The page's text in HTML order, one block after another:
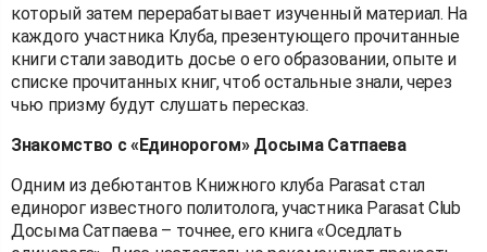
который затем перерабатывает изученный материал. На
каждого участника Клуба, презентующего прочитанные
книги стали заводить досье о его образовании, опыте и
списке прочитанных книг, чтоб остальные знали, через
чью призму будут слушать пересказ.
Знакомство с «Единорогом» Досыма Сатпаева
Одним из дебютантов Книжного клуба Parasat стал
единорог известного политолога, участника Parasat Club
Досыма Сатпаева – точнее, его книга «Оседлать